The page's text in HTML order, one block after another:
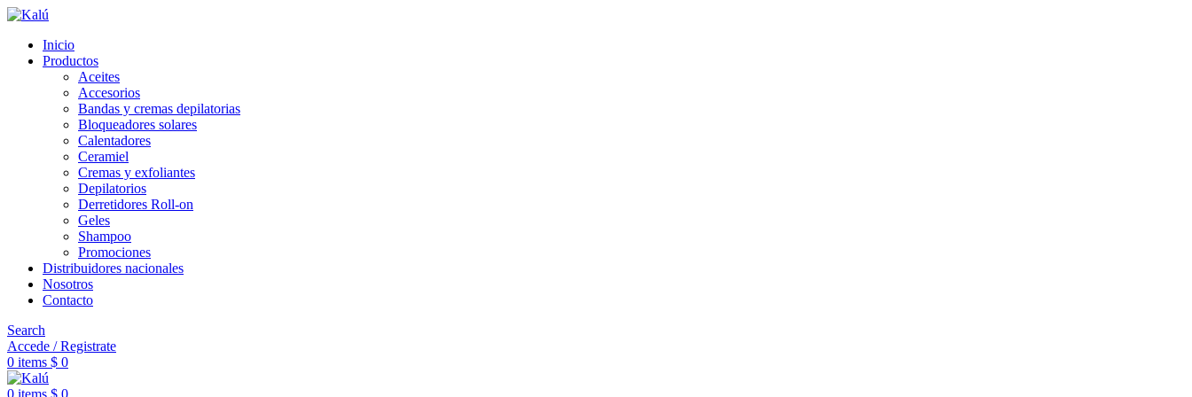
Inicio
Productos
Aceites
Accesorios
Bandas y cremas depilatorias
Bloqueadores solares
Calentadores
Ceramiel
Cremas y exfoliantes
Depilatorios
Derretidores Roll-on
Geles
Shampoo
Promociones
Distribuidores nacionales
Nosotros
Contacto
Search
Accede / Registrate
0 items $ 0
0 items $ 0